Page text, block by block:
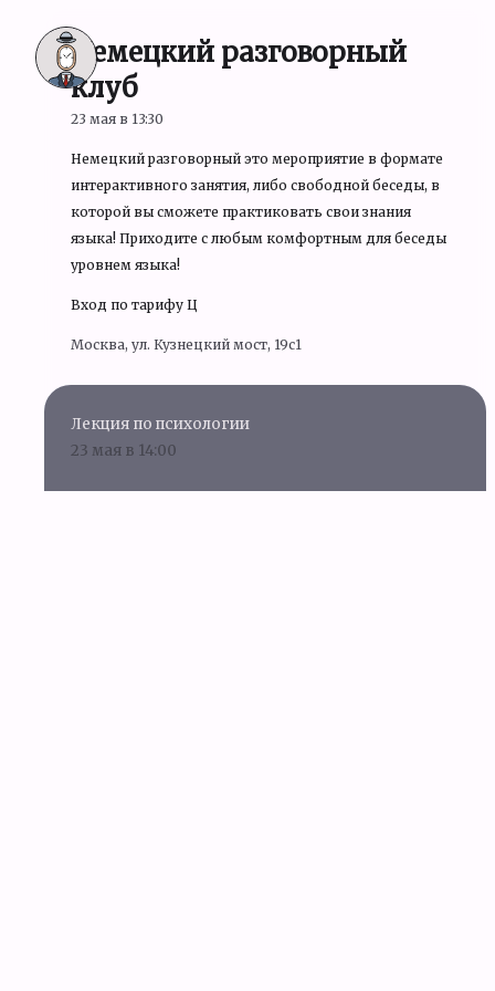
Немецкий разговорный
клуб
23 мая в 13:30
Немецкий разговорный это мероприятие в формате
интерактивного занятия, либо свободной беседы, в
которой вы сможете практиковать свои знания
языка! Приходите с любым комфортным для беседы
уровнем языка!
Вход по тарифу Ц
Москва, ул. Кузнецкий мост, 19c1
Лекция по психологии
23 мая в 14:00